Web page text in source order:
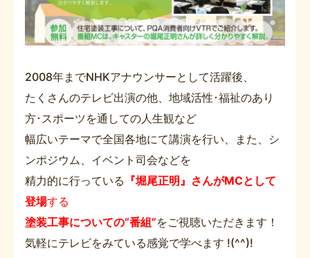
2008年までNHKアナウンサーとして活躍後、
たくさんのテレビ出演の他、地域活性･福祉のあり
方･スポーツを通しての人生観など
幅広いテーマで全国各地にて講演を行い、また、シ
ンポジウム、イベント司会などを
精力的に行っている 『堀尾正明』さんがMCとして
登場する
塗装工事についての“番組”をご視聴いただきます！
気軽にテレビをみている感覚で学べます !(^^)!